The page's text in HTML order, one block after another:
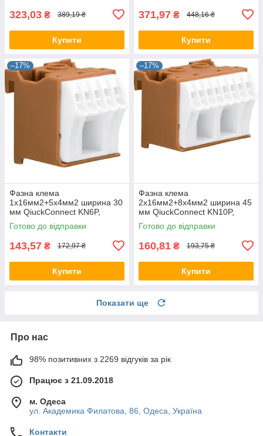
323,03 ₴ 389,19 ₴
Купити
371,97 ₴ 448,16 ₴
Купити
–17%
Фазна клема
1x16мм2+5x4мм2 ширина 30
мм QiuckConnect KN6P,
Hager клемний блок, для
щита Хагер, боксу, шафи
Готово до відправки
143,57 ₴ 172,97 ₴
Купити
–17%
Фазна клема
2x16мм2+8x4мм2 ширина 45
мм QiuckConnect KN10P,
Hager клемний блок, для
щита Хагер, боксу, шафи
Готово до відправки
160,81 ₴ 193,75 ₴
Купити
Показати ще
Про нас
98% позитивних з 2269 відгуків за рік
Працює з 21.09.2018
м. Одеса
ул. Академика Филатова, 86, Одеса, Україна
Контакти